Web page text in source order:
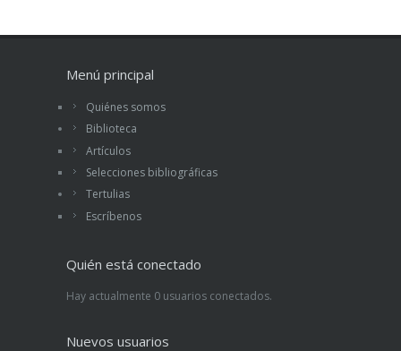
Menú principal
Quiénes somos
Biblioteca
Artículos
Selecciones bibliográficas
Tertulias
Escríbenos
Quién está conectado
Hay actualmente 0 usuarios conectados.
Nuevos usuarios